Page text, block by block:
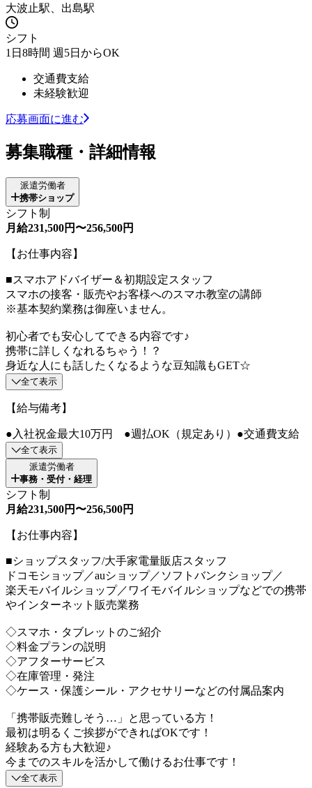
大波止駅、出島駅
シフト
1日8時間 週5日からOK
交通費支給
未経験歓迎
応募画面に進む
募集職種・詳細情報
派遣労働者
携帯ショップ
シフト制
月給231,500円〜256,500円
【お仕事内容】
■スマホアドバイザー＆初期設定スタッフ
スマホの接客・販売やお客様へのスマホ教室の講師
※基本契約業務は御座いません。
初心者でも安心してできる内容です♪
携帯に詳しくなれるちゃう！？
身近な人にも話したくなるような豆知識もGET☆
全て表示
【給与備考】
●入社祝金最大10万円 ●週払OK（規定あり）●交通費支給
全て表示
派遣労働者
事務・受付・経理
シフト制
月給231,500円〜256,500円
【お仕事内容】
■ショップスタッフ/大手家電量販店スタッフ
ドコモショップ／auショップ／ソフトバンクショップ／
楽天モバイルショップ／ワイモバイルショップなどでの携帯
やインターネット販売業務
◇スマホ・タブレットのご紹介
◇料金プランの説明
◇アフターサービス
◇在庫管理・発注
◇ケース・保護シール・アクセサリーなどの付属品案内
「携帯販売難しそう…」と思っている方！
最初は明るくご挨拶ができればOKです！
経験ある方も大歓迎♪
今までのスキルを活かして働けるお仕事です！
全て表示